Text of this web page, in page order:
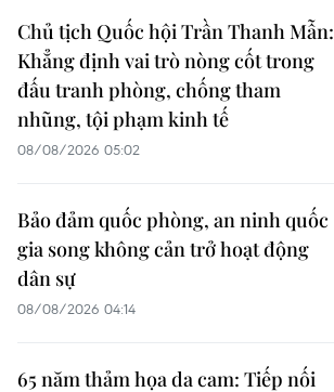
Chủ tịch Quốc hội Trần Thanh Mẫn:
Khẳng định vai trò nòng cốt trong
đấu tranh phòng, chống tham
nhũng, tội phạm kinh tế
08/08/2026 05:02
Bảo đảm quốc phòng, an ninh quốc
gia song không cản trở hoạt động
dân sự
08/08/2026 04:14
65 năm thảm họa da cam: Tiếp nối